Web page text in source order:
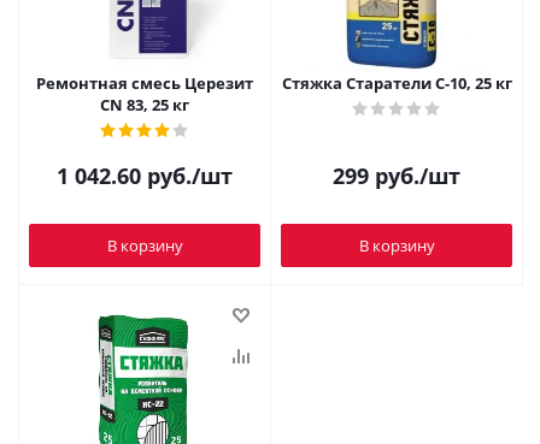
Ремонтная смесь Церезит
CN 83, 25 кг
1 042.60 руб./шт
В корзину
Стяжка Старатели С-10, 25 кг
299 руб./шт
В корзину